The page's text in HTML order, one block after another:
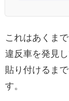
これはあくま
違反車を発見
貼り付けるま
す。